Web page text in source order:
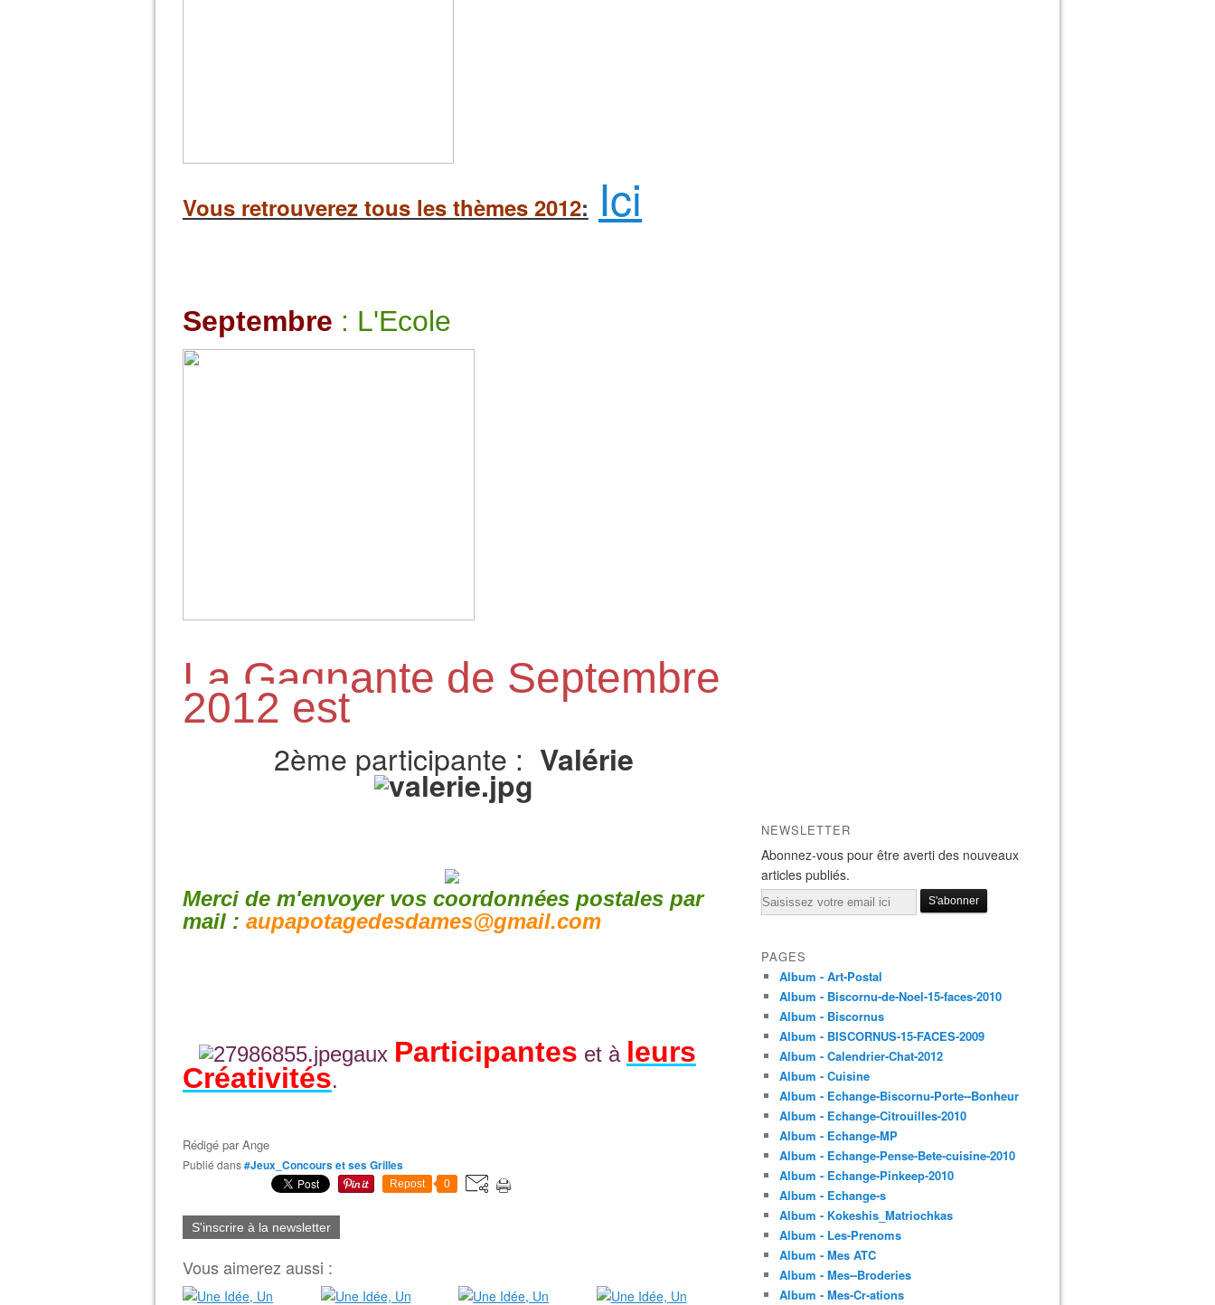
Vous retrouverez tous les thèmes 2012: Ici
Septembre : L'Ecole
La Gagnante de Septembre
2012 est
2ème participante : Valérie
Merci de m'envoyer vos coordonnées postales par
mail : aupapotagedesdames@gmail.com
aux Participantes et à leurs
Créativités.
Rédigé parAnge
Publié dans#Jeux_Concours et ses Grilles
Repost 0
S'inscrire à la newsletter
Vous aimerez aussi :
NEWSLETTER
Abonnez-vous pour être averti des nouveaux
articles publiés.
Email
PAGES
Album - Art-Postal
Album - Biscornu-de-Noel-15-faces-2010
Album - Biscornus
Album - BISCORNUS-15-FACES-2009
Album - Calendrier-Chat-2012
Album - Cuisine
Album - Echange-Biscornu-Porte--Bonheur
Album - Echange-Citrouilles-2010
Album - Echange-MP
Album - Echange-Pense-Bete-cuisine-2010
Album - Echange-Pinkeep-2010
Album - Echange-s
Album - Kokeshis_Matriochkas
Album - Les-Prenoms
Album - Mes ATC
Album - Mes--Broderies
Album - Mes-Cr-ations